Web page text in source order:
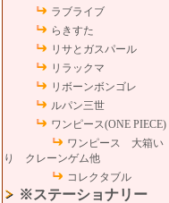
ラブライブ
らきすた
リサとガスパール
リラックマ
リボーンボンゴレ
ルパン三世
ワンピース(ONE PIECE)
ワンピース 大箱い
り クレーンゲム他
コレクタブル
※ステーショナリー